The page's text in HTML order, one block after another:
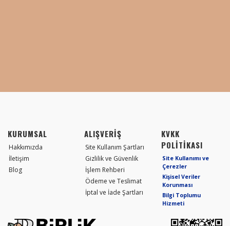
KURUMSAL
Hakkımızda
İletişim
Blog
ALIŞVERİŞ
Site Kullanım Şartları
Gizlilik ve Güvenlik
İşlem Rehberi
Ödeme ve Teslimat
İptal ve İade Şartları
KVKK
POLİTİKASI
Site Kullanımı ve
Çerezler
Kişisel Veriler
Korunması
Bilgi Toplumu
Hizmeti